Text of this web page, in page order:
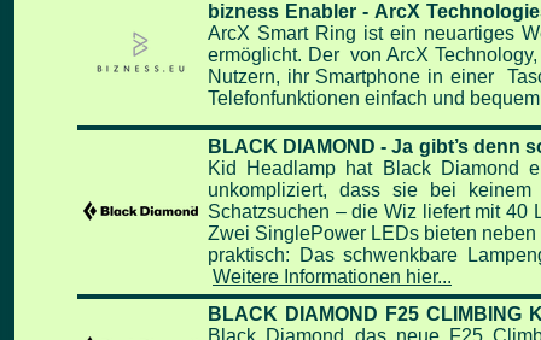
bizness Enabler - ArcX
ArcX Smart Ring ist ein neuartiges
ermöglicht. Der von ArcX
Nutzern, ihr Smartphone in einer
Telefonfunktionen einfach und
BLACK DIAMOND - Ja gibt’s denn
Kid Headlamp hat Black Diamond
unkompliziert, dass sie bei
Schatzsuchen – die Wiz liefert mit 40
Zwei SinglePower LEDs bieten
praktisch: Das schwenkbare
Weitere Informationen hier...
BLACK DIAMOND F25 CLIMBING
Black Diamond das neue F25